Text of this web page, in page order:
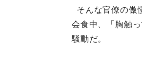
そんな官僚の傲
会食中、「胸触
騒動だ。